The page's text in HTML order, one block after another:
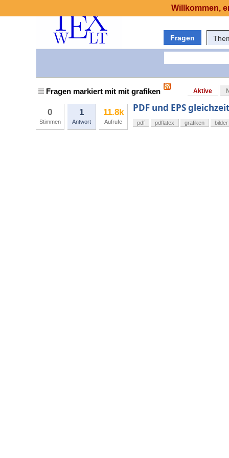
Fragen
Fragen markiert mit mit grafiken Aktive
0
Stimmen
1
Antwort
11.8k
Aufrufe
PDF und EPS
pdf pdflatex grafiken bilder
Willkommen,